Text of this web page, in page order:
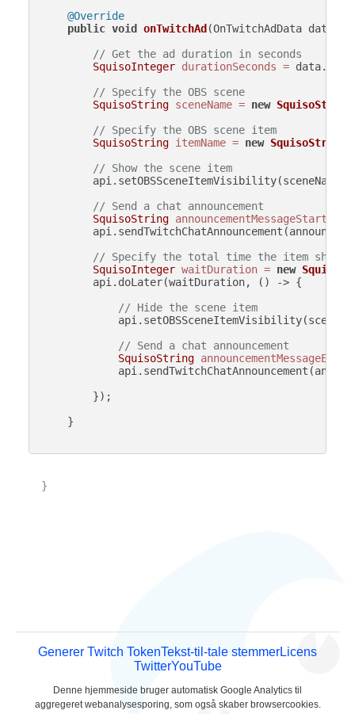
@Override
public void onTwitchAd (OnTwitchAdData data,
// Get the ad duration in seconds
SquisoInteger durationSeconds =
// Specify the OBS scene
SquisoString sceneName = new SquisoString
// Specify the OBS scene item
SquisoString itemName = new SquisoString
// Show the scene item
api.setOBSSceneItemVisibility(sceneName,
// Send a chat announcement
SquisoString announcementMessageStarted
// Specify the total time the item
SquisoInteger waitDuration = new
        api.doLater(waitDuration, () -> {
// Hide the scene item
// Send a chat announcement
SquisoString announcementMessageEnded
        });
    }
}
Generer Twitch TokenTekst-til-tale stemmerLicens
TwitterYouTube
Denne hjemmeside bruger automatisk Google Analytics til
aggregeret webanalysesporing, som også skaber browsercookies.